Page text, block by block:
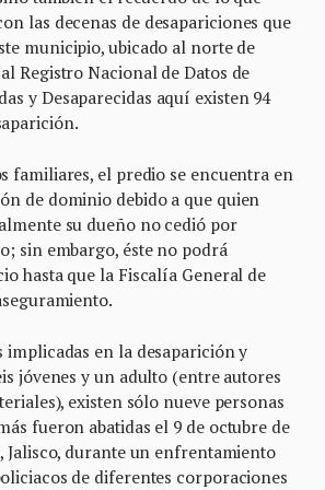
las decenas de desapariciones que
municipio, ubicado al norte de
Registro Nacional de Datos de
y Desaparecidas aquí existen 94
familiares, el predio se encuentra en
de dominio debido a que quien
su dueño no cedió por
sin embargo, éste no podrá
hasta que la Fiscalía General de
implicadas en la desaparición y
jóvenes y un adulto (entre autores
existen sólo nueve personas
fueron abatidas el 9 de octubre de
Jalisco, durante un enfrentamiento
de diferentes corporaciones